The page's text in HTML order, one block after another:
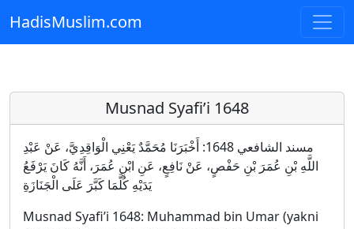
Skip to main content
HadisMuslim.com
Musnad Syafi’i 1648
مسند الشافعي 1648: أَخْبَرَنَا مُحَمَّدٌ يَعْنِي الْوَاقِدِيَّ، عَنْ عَبْدِ
اللَّهِ بْنِ عُمَرَ بْنِ حَفْصٍ، عَنْ نَافِعٍ، عَنِ ابْنِ عُمَرَ، أَنَّهُ كَانَ يَرْفَعُ
يَدَيْهِ كُلَّمَا كَبَّرَ عَلَى الْجَنَازَةِ
Musnad Syafi’i 1648: Muhammad bin Umar (yakni